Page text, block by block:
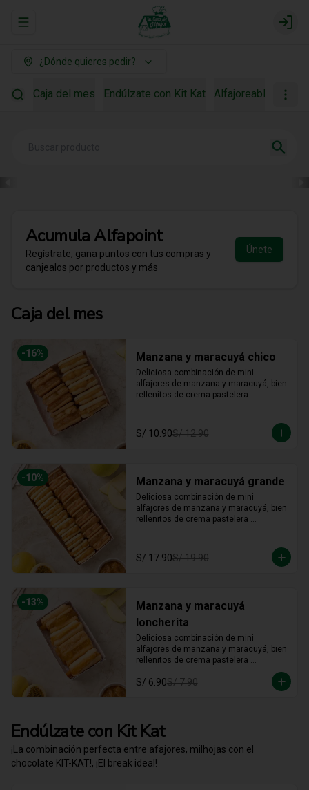
Abrir menu de navegación Login
¿Dónde quieres pedir?
Caja del mes Endúlzate con Kit Kat Alfajoreable Para
AcumulaAlfapoint
Regístrate, gana puntos con tus compras y
canjealos por productos y más
Únete
Caja del mes
-16% Manzana y maracuyá chico
Deliciosa combinación de mini
alfajores de manzana y maracuyá, bien
rellenitos de crema pastelera
S/ 10.90S/ 12.90
-10% Manzana y maracuyá grande
Deliciosa combinación de mini
alfajores de manzana y maracuyá, bien
rellenitos de crema pastelera
S/ 17.90S/ 19.90
-13%
Manzana y maracuyá
loncherita
Deliciosa combinación de mini
alfajores de manzana y maracuyá, bien
rellenitos de crema pastelera
crema de maracuyá... Irresistible!!
S/ 6.90S/ 7.90
Endúlzate con Kit Kat
¡La combinación perfecta entre afajores, milhojas con el
chocolate KIT-KAT!, ¡El break ideal!